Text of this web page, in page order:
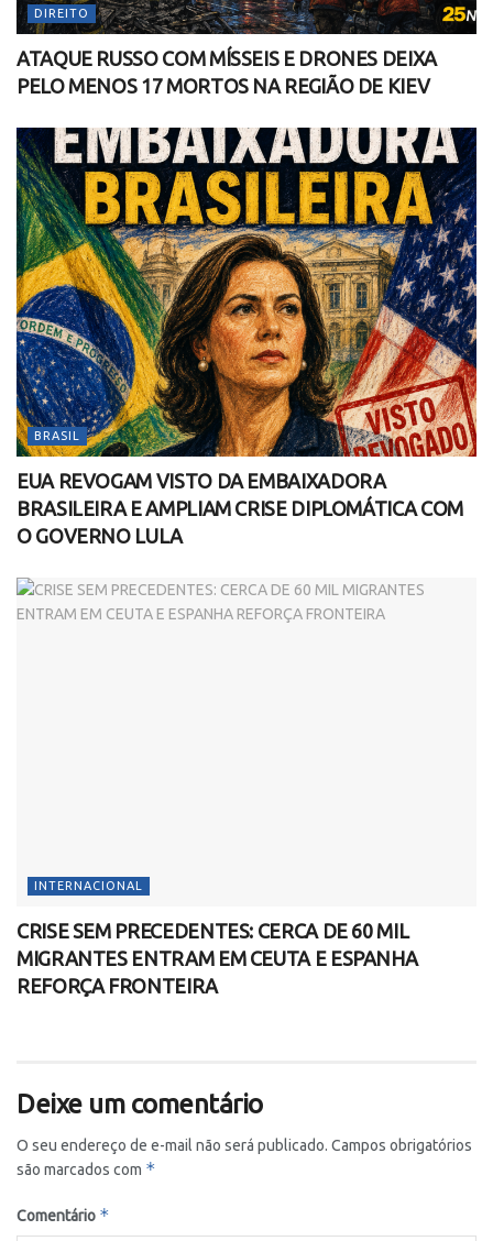
DIREITO
ATAQUE RUSSO COM MÍSSEIS E DRONES DEIXA
PELO MENOS 17 MORTOS NA REGIÃO DE KIEV
BRASIL
EUA REVOGAM VISTO DA EMBAIXADORA
BRASILEIRA E AMPLIAM CRISE DIPLOMÁTICA COM
O GOVERNO LULA
INTERNACIONAL
CRISE SEM PRECEDENTES: CERCA DE 60 MIL
MIGRANTES ENTRAM EM CEUTA E ESPANHA
REFORÇA FRONTEIRA
Deixe um comentário
O seu endereço de e-mail não será publicado. Campos obrigatórios
são marcados com *
Comentário *